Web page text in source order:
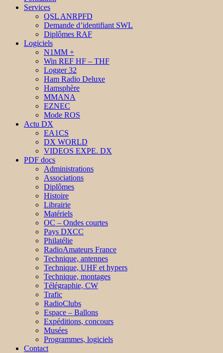
Services
QSL ANRPFD
Demande d’identifiant SWL
Diplômes RAF
Logiciels
N1MM +
Win REF HF – THF
Logger 32
Ham Radio Deluxe
Hamsphère
MMANA
EZNEC
Mode ROS
Actu DX
EA1CS
DX WORLD
VIDEOS EXPE. DX
PDF docs
Administrations
Associations
Diplômes
Histoire
Librairie
Matériels
OC – Ondes courtes
Pays DXCC
Philatélie
RadioAmateurs France
Technique, antennes
Technique, UHF et hypers
Technique, montages
Télégraphie, CW
Trafic
RadioClubs
Espace – Ballons
Expéditions, concours
Musées
Programmes, logiciels
Contact